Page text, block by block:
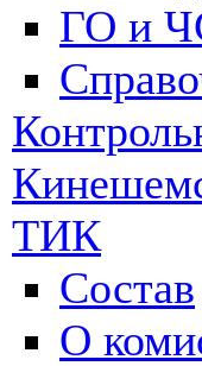
ГО и
ТИК
Состав
О